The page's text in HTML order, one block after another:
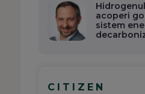
acoperi
sistem
CITIZEN